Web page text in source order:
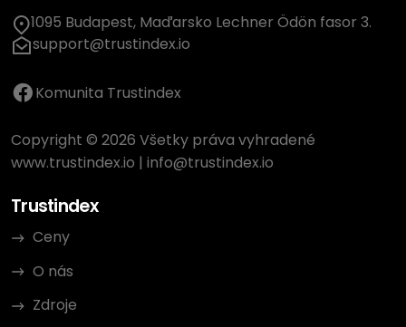
1095 Budapest, Maďarsko Lechner Ödön fasor 3.
support@trustindex.io
Komunita Trustindex
Copyright © 2026 Všetky práva vyhradené
www.trustindex.io | info@trustindex.io
Trustindex
Ceny
O nás
Zdroje